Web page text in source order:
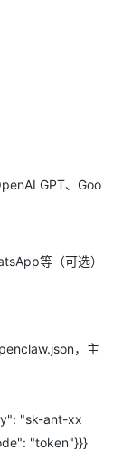
GPT、Goo
等（可选）
，主
"sk-ant-xx
"token"}}}